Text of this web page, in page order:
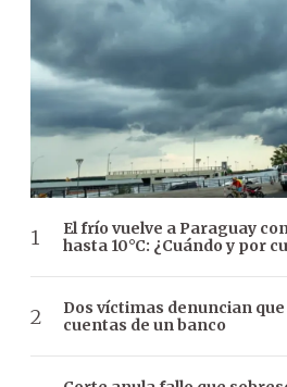
El frío vuelve a Paraguay
hasta 10°C: ¿Cuándo y por
Dos víctimas denuncian
cuentas de un banco